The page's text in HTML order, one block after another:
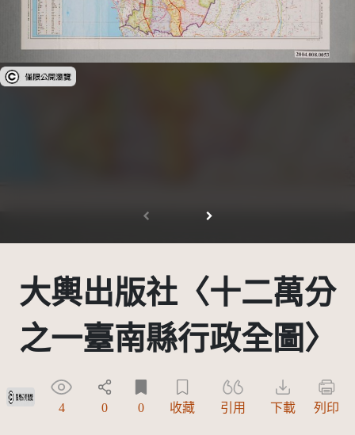
受著作權法保護-僅限於本平台有限度公開瀏覽
大輿出版社〈十二萬分
之一臺南縣行政全圖〉
受著作權法保護-僅限於本平台有限度公開瀏覽
4 0 0 收藏 引用 下載 列印